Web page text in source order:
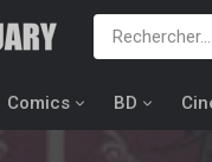
Comics BD